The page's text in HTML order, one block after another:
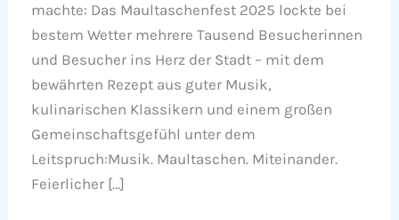
machte: Das Maultaschenfest 2025 lockte bei
bestem Wetter mehrere Tausend Besucherinnen
und Besucher ins Herz der Stadt – mit dem
bewährten Rezept aus guter Musik,
kulinarischen Klassikern und einem großen
Gemeinschaftsgefühl unter dem
Leitspruch:Musik. Maultaschen. Miteinander.
Feierlicher […]